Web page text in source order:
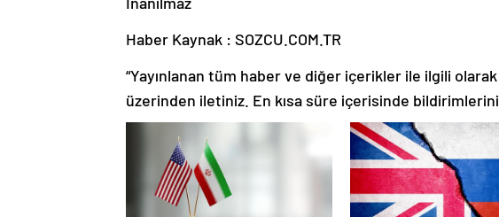
Haber Kaynak : SOZCU.COM.TR
“Yayınlanan tüm haber ve diğer içerikler ile ilgili
üzerinden iletiniz. En kısa süre içerisinde